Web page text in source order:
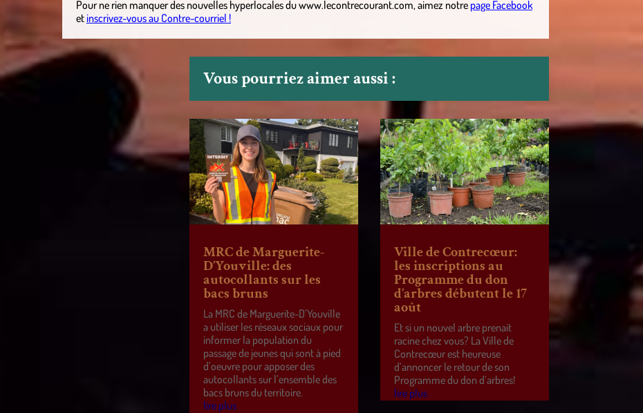
Pour ne rien manquer des nouvelles hyperlocalesduwww.lecontrecourant.com,aimez notre page Facebook
etinscrivez-vous au Contre-courriel !
Vous pourriez aimer aussi :
MRC de Marguerite-
D’Youville: des
autocollants sur les
bacs bruns
La MRC de Marguerite-D’Youville
a utiliser les réseaux sociaux pour
informer la population du
passage de jeunes qui sont à pied
d’oeuvre pour apposer des
autocollants sur l’ensemble des
bacs bruns du territoire.
lire plus
Ville de Contrecœur:
les inscriptions au
Programme du don
d’arbres débutent le 17
août
Et si un nouvel arbre prenait
racine chez vous? La Ville de
Contrecœur est heureuse
d’annoncer le retour de son
Programme du don d’arbres!
lire plus